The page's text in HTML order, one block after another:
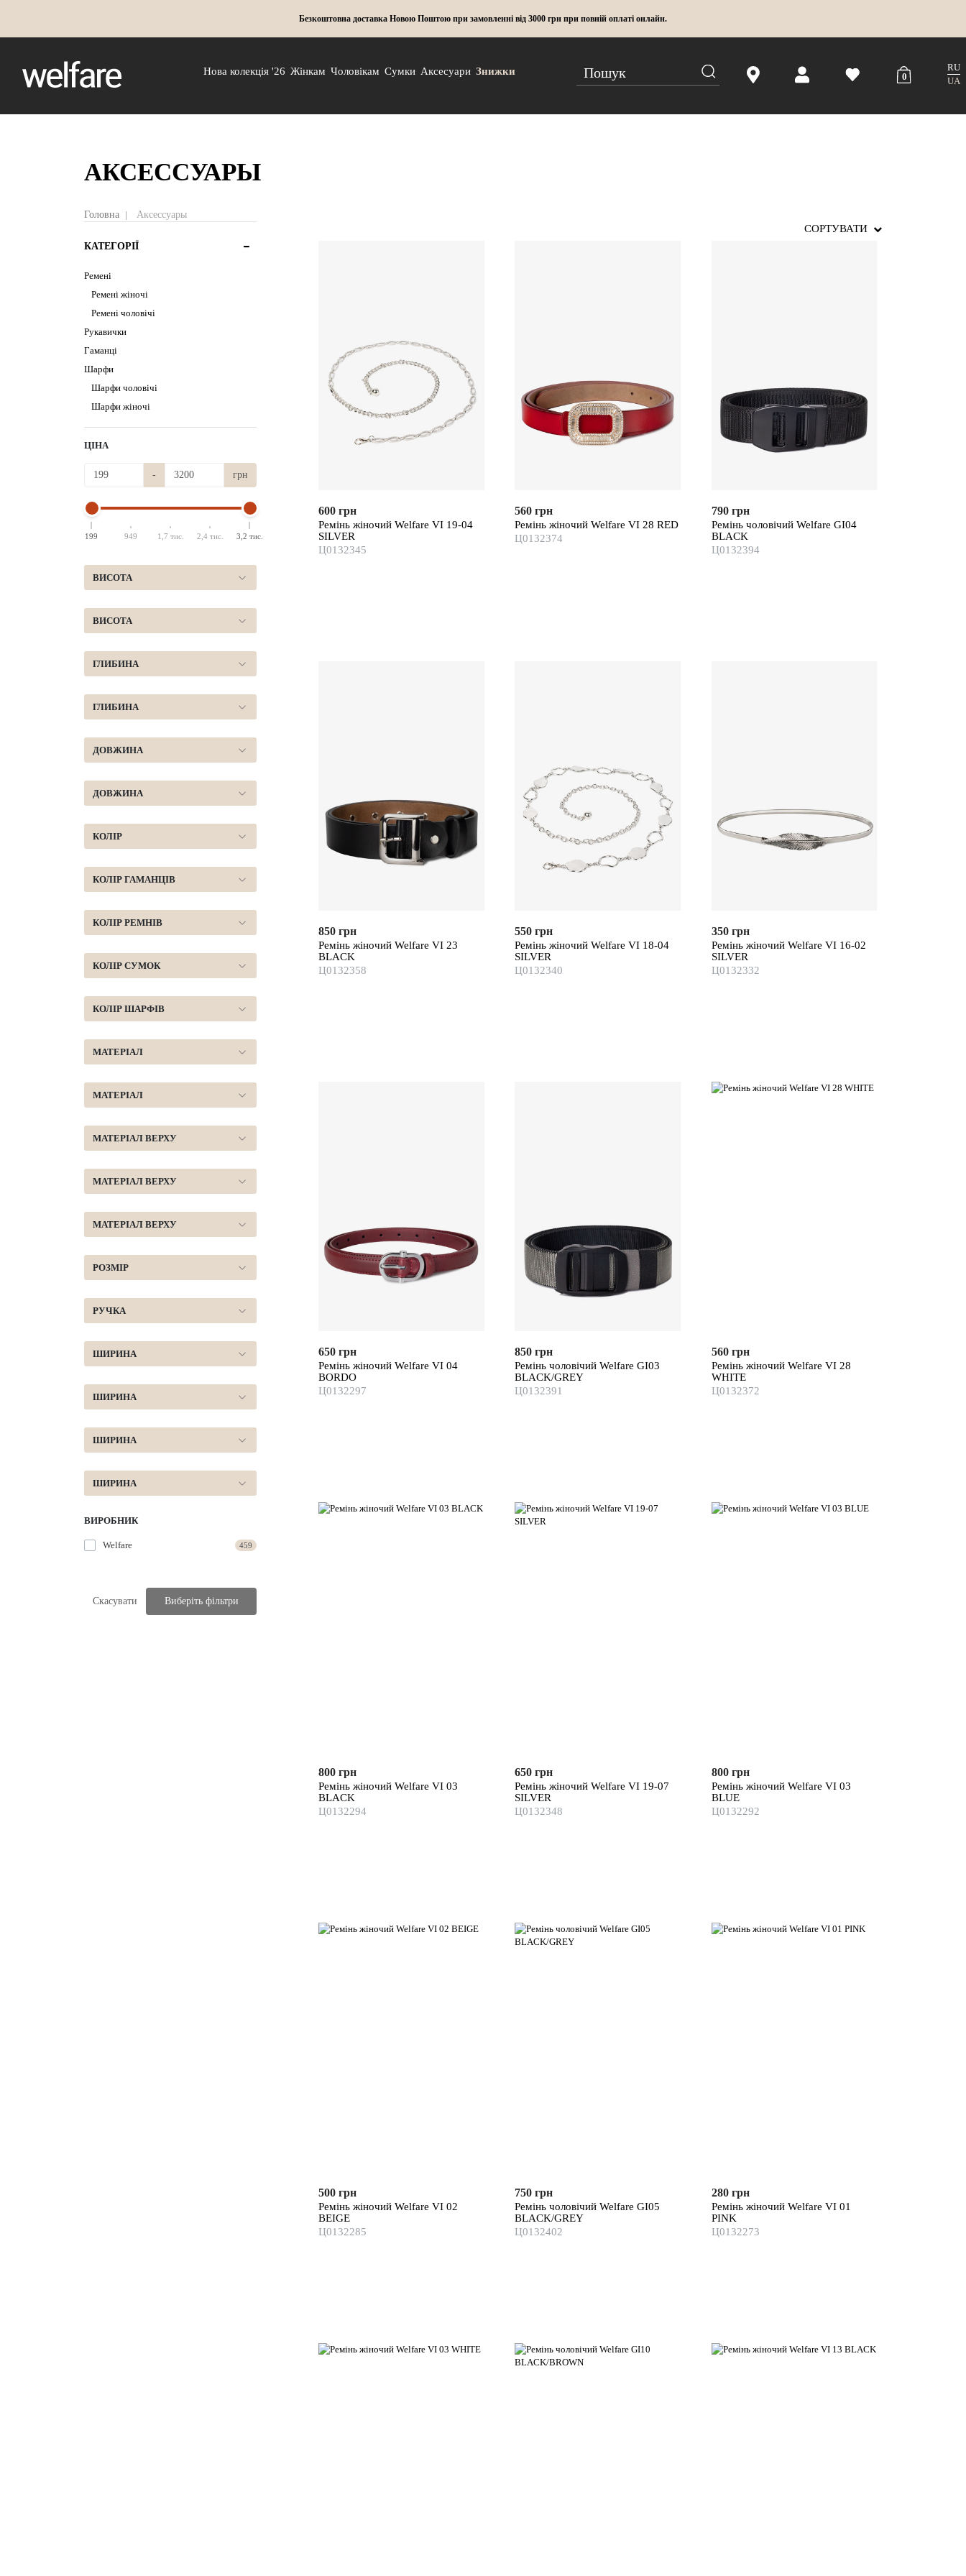
Безкоштовна доставка Новою Поштою при замовленні від 3000 грн при повній оплаті онлайн.
Нова колекція '26 Жінкам Чоловікам Сумки Аксесуари Знижки 0
RU
UA
АКСЕССУАРЫ
Головна Аксессуары
КАТЕГОРІЇ
Ремені
Ремені жіночі
Ремені чоловічі
Рукавички
Гаманці
Шарфи
Шарфи чоловічі
Шарфи жіночі
ЦІНА
- грн
199 949 1,7 тис. 2,4 тис. 3,2 тис.
ВИСОТА
ВИСОТА
ГЛИБИНА
ГЛИБИНА
ДОВЖИНА
ДОВЖИНА
КОЛІР
КОЛІР ГАМАНЦІВ
КОЛІР РЕМНІВ
КОЛІР СУМОК
КОЛІР ШАРФІВ
МАТЕРІАЛ
МАТЕРІАЛ
МАТЕРІАЛ ВЕРХУ
МАТЕРІАЛ ВЕРХУ
МАТЕРІАЛ ВЕРХУ
РОЗМІР
РУЧКА
ШИРИНА
ШИРИНА
ШИРИНА
ШИРИНА
ВИРОБНИК
Welfare 459
Скасувати Виберіть фільтри
СОРТУВАТИ
600 грн
Ремінь жіночий Welfare VI 19-04
SILVER
Ц0132345
560 грн
Ремінь жіночий Welfare VI 28 RED
Ц0132374
790 грн
Ремінь чоловічий Welfare GI04
BLACK
Ц0132394
850 грн
Ремінь жіночий Welfare VI 23
BLACK
Ц0132358
550 грн
Ремінь жіночий Welfare VI 18-04
SILVER
Ц0132340
350 грн
Ремінь жіночий Welfare VI 16-02
SILVER
Ц0132332
650 грн
Ремінь жіночий Welfare VI 04
BORDO
Ц0132297
850 грн
Ремінь чоловічий Welfare GI03
BLACK/GREY
Ц0132391
560 грн
Ремінь жіночий Welfare VI 28
WHITE
Ц0132372
800 грн
Ремінь жіночий Welfare VI 03
BLACK
Ц0132294
650 грн
Ремінь жіночий Welfare VI 19-07
SILVER
Ц0132348
800 грн
Ремінь жіночий Welfare VI 03
BLUE
Ц0132292
500 грн
Ремінь жіночий Welfare VI 02
BEIGE
Ц0132285
750 грн
Ремінь чоловічий Welfare GI05
BLACK/GREY
Ц0132402
280 грн
Ремінь жіночий Welfare VI 01
PINK
Ц0132273